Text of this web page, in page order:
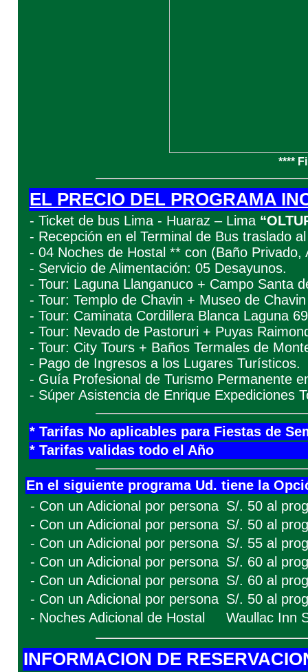
****
EL PRECIO DEL PROGRAMA
- Ticket de bus Lima - Huaraz – Lima
- Recepción en el Terminal de Bus traslado
- 04 Noches de Hostal ** con (Baño
- Servicio de Alimentación: 05 Desayunos.
- Tour: Laguna Llanganuco + Campo Santa
- Tour: Templo de Chavin + Museo de
- Tour: Caminata Cordillera Blanca Laguna
- Tour: Nevado de Pastoruri + Puyas
- Tour: City Tours + Baños Termales de
- Pago de Ingresos a los Lugares Turísticos.
- Guía Profesional de Turismo Permanente
- Súper Asistencia de Enrique Expediciones
* Tarifas No aplicables para Fiestas de
* Tarifas validas todo el Año
En el siguiente programa Ud. tiene la
- Con un Adicional por persona S/. 50 al
- Con un Adicional por persona S/. 50 al
- Con un Adicional por persona S/. 55 al
- Con un Adicional por persona S/. 60 al
- Con un Adicional por persona S/. 60 al
- Con un Adicional por persona S/. 50 al
- Noches Adicional de Hostal
Waullac Inn
INFORMACION DE